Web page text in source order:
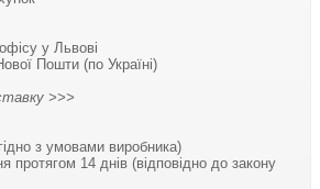
у Львові
Пошти (по Україні)
>>>
з умовами виробника)
протягом 14 днів (відповідно до закону